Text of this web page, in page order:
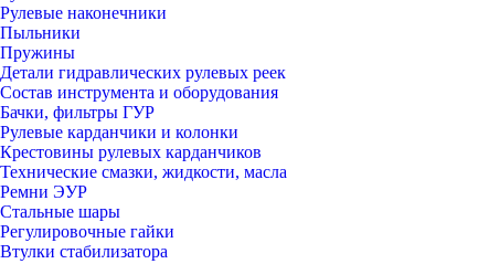
Рулевые наконечники
Пыльники
Пружины
Детали гидравлических рулевых реек
Состав инструмента и оборудования
Бачки, фильтры ГУР
Рулевые карданчики и колонки
Крестовины рулевых карданчиков
Технические смазки, жидкости, масла
Ремни ЭУР
Стальные шары
Регулировочные гайки
Втулки стабилизатора